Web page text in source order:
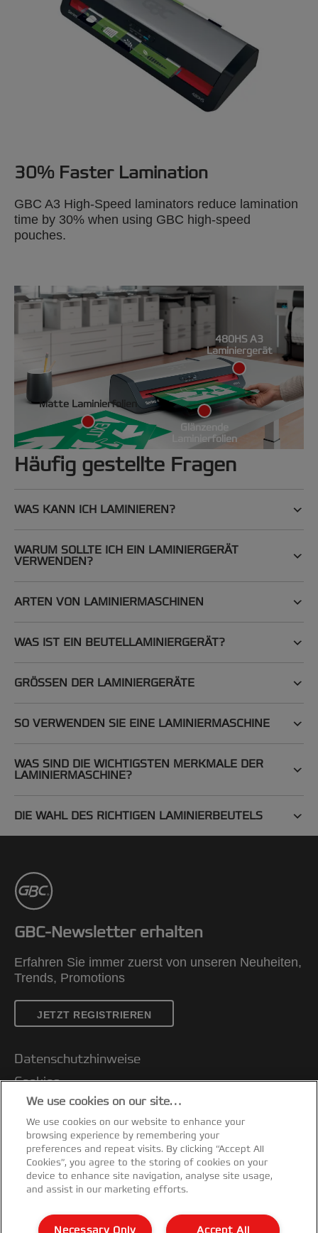
30% Faster Lamination
GBC A3 High-Speed laminators reduce lamination
time by 30% when using GBC high-speed
pouches.
480HS A3
Laminiergerät
Glänzende
Laminierfolien
Matte Laminierfolien
Häufig gestellte Fragen
WAS KANN ICH LAMINIEREN?
WARUM SOLLTE ICH EIN LAMINIERGERÄT
VERWENDEN?
ARTEN VON LAMINIERMASCHINEN
WAS IST EIN BEUTELLAMINIERGERÄT?
GRÖSSEN DER LAMINIERGERÄTE
SO VERWENDEN SIE EINE LAMINIERMASCHINE
WAS SIND DIE WICHTIGSTEN MERKMALE DER
LAMINIERMASCHINE?
DIE WAHL DES RICHTIGEN LAMINIERBEUTELS
GBC-Newsletter erhalten
Erfahren Sie immer zuerst von unseren Neuheiten,
Trends, Promotions
JETZT REGISTRIEREN
Datenschutzhinweise
Cookies
Legal Notice
Impressum
Kundenservice
Meine Daten verwalten
Garantiebedingungen
Konformitätserklärungen
We use cookies on our site…
We use cookies on our website to enhance your
browsing experience by remembering your
preferences and repeat visits. By clicking “Accept All
Cookies”, you agree to the storing of cookies on your
device to enhance site navigation, analyse site usage,
and assist in our marketing efforts.